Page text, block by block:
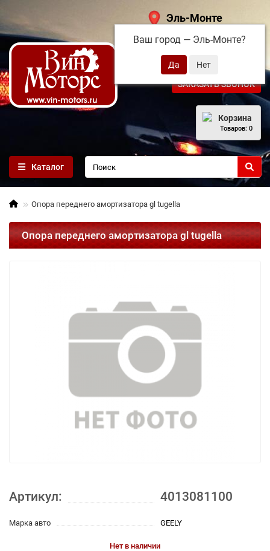
Эль-Монте
Ваш город — Эль-Монте?
+7 (495) 108-68-71
ЗАКАЗАТЬ ЗВОНОК
Корзина
Товаров: 0
Каталог
Опора переднего амортизатора gl tugella
Опора переднего амортизатора gl tugella
Артикул: 4013081100
Марка авто GEELY
Нет в наличии